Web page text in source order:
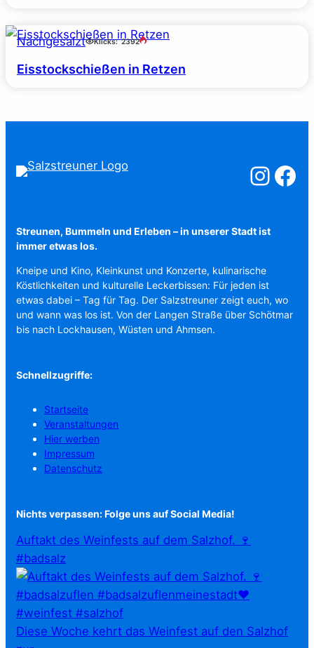
Nachgesalzt Klicks: 2392
Eisstockschießen in Retzen
Salzstreuner
Streunen, Bummeln und Erleben – in unserer Stadt ist
immer etwas los.
Kneipe und Kino, Kleinkunst und Konzerte, kulinarische
Köstlichkeiten und kulturelle Leckerbissen: Für jeden ist
etwas dabei – Tag für Tag. Der Salzstreuner zeigt euch, wo
und wann was los ist. Von der Langen Straße über Schötmar
bis nach Lockhausen, Wüsten und Ahmsen.
Schnellzugriffe:
Startseite
Veranstaltungen
Hier werben
Impressum
Datenschutz
Nichts verpassen: Folge uns auf Social Media!
Auftakt des Weinfests auf dem Salzhof. 🍷
#badsalz
Diese Woche kehrt das Weinfest auf den Salzhof